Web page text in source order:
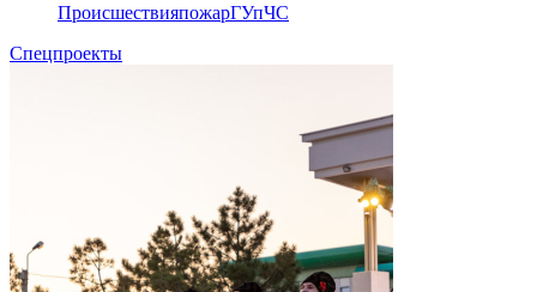
ПроисшествияпожарГУпЧС
Спецпроекты